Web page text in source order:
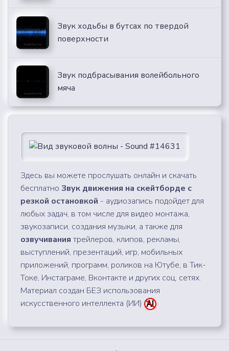
Звук ходьбы в бутсах по твердой
поверхности
Звук подбрасывания волейбольного
мяча
Здесь вы можете прослушать онлайн и скачать
бесплатно Звук движения на скейтборде с
резкой остановкой - аудиозапись подойдет для
любых задач, в том числе для видео монтажа,
звукозаписи, создания музыки, а также для
озвучивания трейлеров, клипов, рекламы,
выступлений, презентаций, игр, мобильных
приложений, программ, роликов на Ютубе, в Тик-
Токе, Инстаграме, Вконтакте и других соц. сетях.
Материал создан БЕЗ использования
искусственного интеллекта (ИИ)